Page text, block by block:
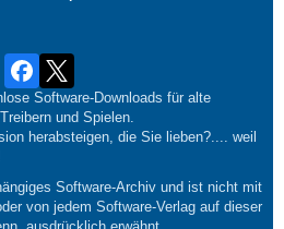
Software-Downloads für alte
und Spielen.
herabsteigen, die Sie lieben?.... weil
Software-Archiv und ist nicht mit
von jedem Software-Verlag auf dieser